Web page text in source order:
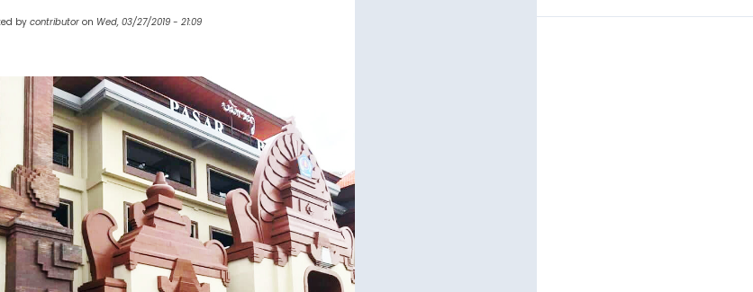
by contributor on Wed, 03/27/2019 - 21:09